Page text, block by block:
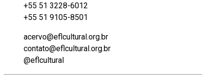
+55 51 3228-6012
+55 51 9105-8501
acervo@eflcultural.org.br
contato@eflcultural.org.br
@eflcultural